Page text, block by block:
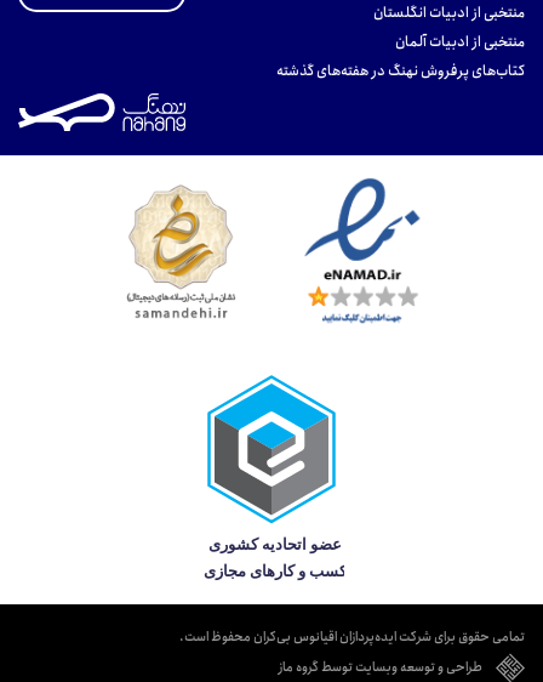
منتخبی از ادبیات انگلستان
منتخبی از ادبیات آلمان
کتاب‌های پرفروش نهنگ در هفته‌های گذشته
تمامی حقوق برای شرکت ایده‌پردازان اقیانوس بی‌کران محفوظ است.
طراحی و توسعه وبسایت توسط گروه ماز